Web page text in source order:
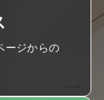
ージからの